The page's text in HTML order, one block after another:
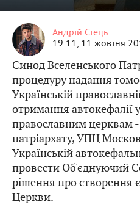
Андрій Стець
19:11, 11 жовтня
Синод Вселенського
процедуру надання
Українській
отримання автокефалії
православним церквам
патріархату, УПЦ
Українській
провести Об'єднуючий
рішення про створення
Церкви.